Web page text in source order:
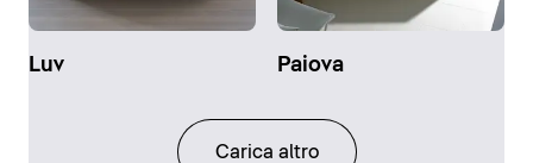
Luv Paiova
Carica altro